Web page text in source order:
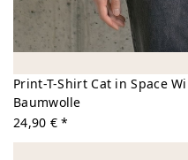
Print-T-Shirt Cat in Space
Baumwolle
24,90 € *